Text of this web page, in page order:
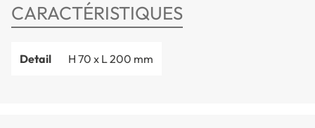
CARACTÉRISTIQUES
Detail H 70 x L 200 mm